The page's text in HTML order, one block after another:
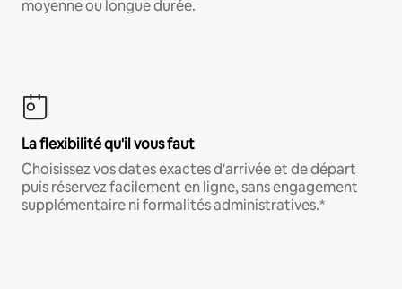
moyenne ou longue durée.
La flexibilité qu'il vous faut
Choisissez vos dates exactes d'arrivée et de départ
puis réservez facilement en ligne, sans engagement
supplémentaire ni formalités administratives.*